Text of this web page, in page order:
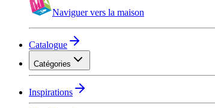
Naviguer vers la maison
Catalogue
Catégories
Inspirations